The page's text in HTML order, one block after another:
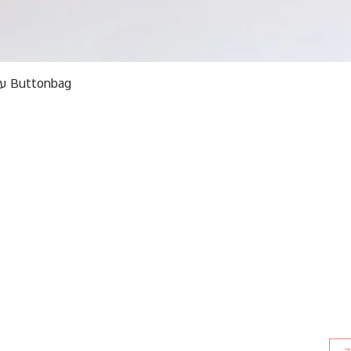
Buttonbag ערכת סריגה לילדים מבצע אריזות פגומות